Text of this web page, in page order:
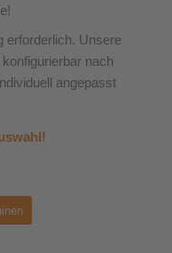
erforderlich. Unsere
nach
angepasst